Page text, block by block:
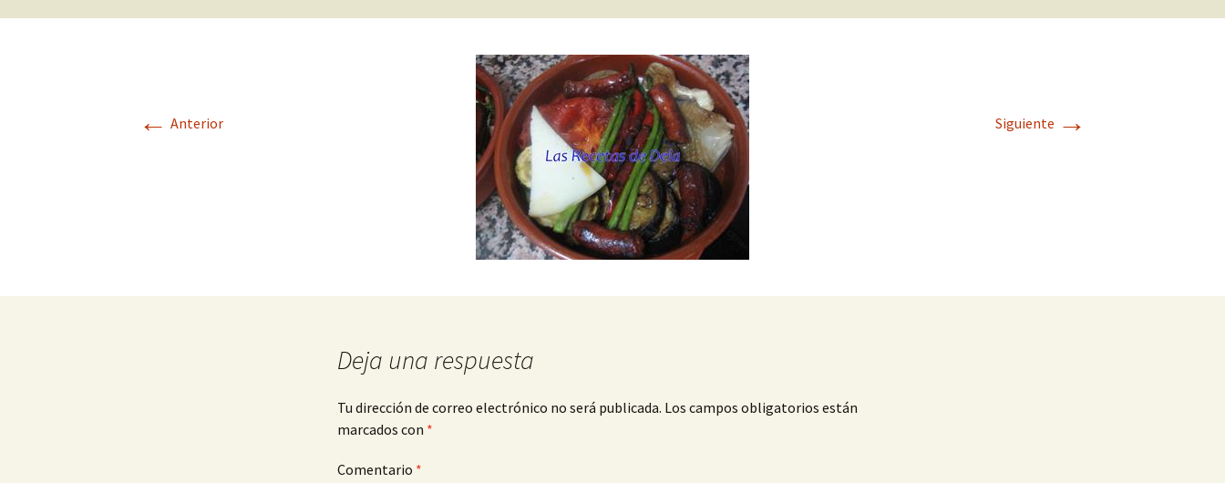
← Anterior Siguiente →
Deja una respuesta
Tu dirección de correo electrónico no será publicada. Los campos obligatorios están
marcados con *
Comentario *